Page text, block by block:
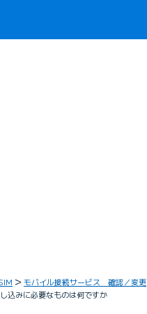
モバイル接続サービス 確認／変更
込みに必要なものは何ですか